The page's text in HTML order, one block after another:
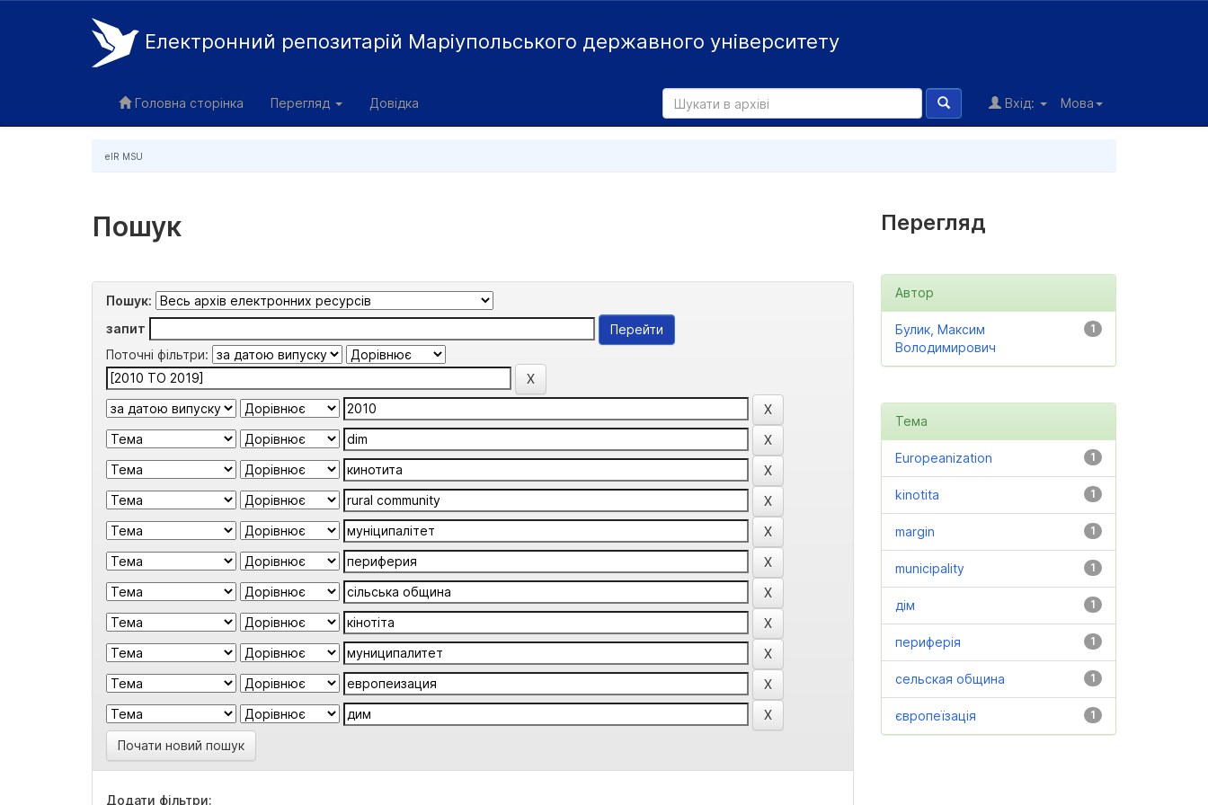
Електронний репозитарій Маріупольського державного університету
Головна сторінка Перегляд Довідка Мова
Вхід:
eIR MSU
Пошук
Пошук:
запит
Поточні фільтри:
Почати новий пошук
Додати фільтри:
Перегляд
Автор
1
Булик, Максим
Володимирович
Тема
1
Europeanization
1
kinotita
1
margin
1
municipality
1
дім
1
периферія
1
сельская община
1
європеїзація